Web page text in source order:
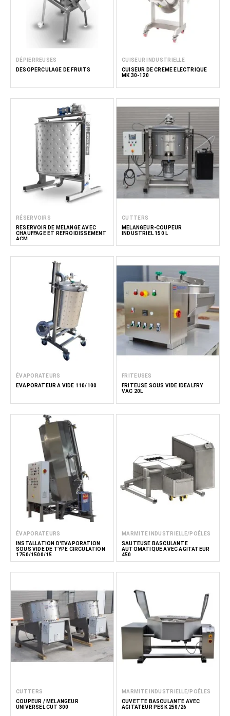
DÉPIERREUSES
DÉSOPERCULAGE DE FRUITS
CUISEUR INDUSTRIELLE
CUISEUR DE CRÈME ÉLECTRIQUE
MK 30-120
RÉSERVOIRS
RÉSERVOIR DE MÉLANGE AVEC
CHAUFFAGE ET REFROIDISSEMENT
ACM
CUTTERS
MÉLANGEUR-COUPEUR
INDUSTRIEL 150 L
ÉVAPORATEURS
ÉVAPORATEUR À VIDE 110/100
FRITEUSES
FRITEUSE SOUS VIDE IDEALFRY
VAC 20L
ÉVAPORATEURS
INSTALLATION D'ÉVAPORATION
SOUS VIDE DE TYPE CIRCULATION
1750/1500/15
MARMITE INDUSTRIELLE/POÊLES
SAUTEUSE BASCULANTE
AUTOMATIQUE AVEC AGITATEUR
450
CUTTERS
COUPEUR / MÉLANGEUR
UNIVERSEL CUT 300
MARMITE INDUSTRIELLE/POÊLES
CUVETTE BASCULANTE AVEC
AGITATEUR PESK 250/26